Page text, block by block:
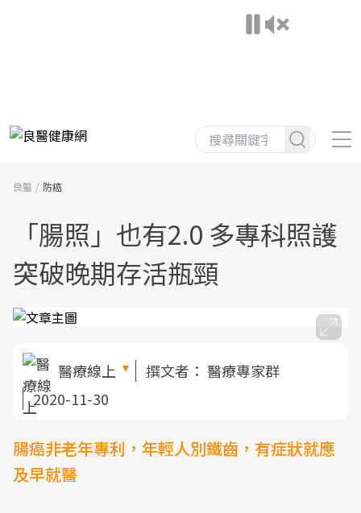
良醫 防癌
「腸照」也有2.0 多專科照護
突破晚期存活瓶頸
醫療線上 撰文者： 醫療專家群
2020-11-30
腸癌非老年專利，年輕人別鐵齒，有症狀就應
及早就醫